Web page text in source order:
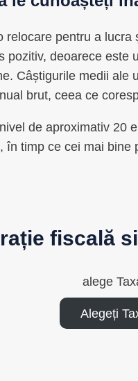
relocare pentru a
pozitiv, deoarece
Câștigurile medii
brut, ceea ce
de aproximativ 20
în timp ce cei mai
fiscală
alege
Alegeți